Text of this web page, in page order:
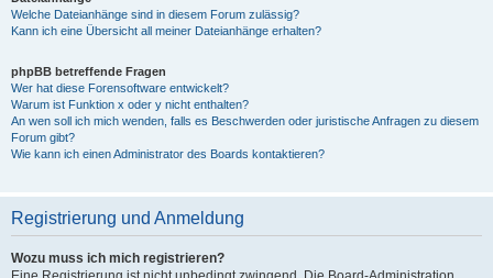
Welche Dateianhänge sind in diesem Forum zulässig?
Kann ich eine Übersicht all meiner Dateianhänge erhalten?
phpBB betreffende Fragen
Wer hat diese Forensoftware entwickelt?
Warum ist Funktion x oder y nicht enthalten?
An wen soll ich mich wenden, falls es Beschwerden oder juristische Anfragen zu diesem
Forum gibt?
Wie kann ich einen Administrator des Boards kontaktieren?
Registrierung und Anmeldung
Wozu muss ich mich registrieren?